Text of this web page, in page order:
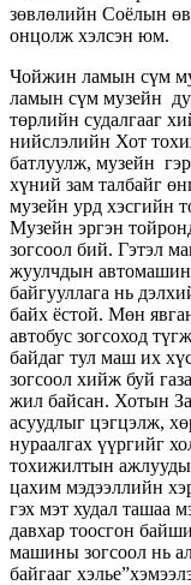
зөвлөлийн Соёлын
онцолж хэлсэн юм.
Чойжин ламын сүм
ламын сүм музейн
төрлийн судалгааг
нийслэлийн Хот
батлуулж, музейн
хүний зам талбайг
музейн урд хэсгийн
Музейн эргэн
зогсоол бий. Гэтэл
жуулчдын
байгууллага нь
байх ёстой. Мөн
автобус зогсоход
байдаг тул маш их
зогсоол хийж буй
жил байсан. Хотын
асуудлыг цэгцэлж,
нураалгах үүргийг
тохижилтын
цахим мэдээллийн
гэх мэт худал ташаа
давхар тоосгон
машины зогсоол нь
байгааг